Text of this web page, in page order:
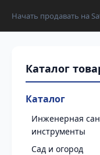
Начать продавать на
Каталог
Инженерная
инструменты
Сад и огород